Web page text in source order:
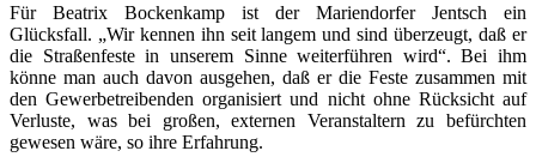
Für Beatrix Bockenkamp ist der Mariendorfer Jentsch ein
Glücksfall. „Wir kennen ihn seit langem und sind überzeugt, daß er
die Straßenfeste in unserem Sinne weiterführen wird“. Bei ihm
könne man auch davon ausgehen, daß er die Feste zusammen mit
den Gewerbetreibenden organisiert und nicht ohne Rücksicht auf
Verluste, was bei großen, externen Veranstaltern zu befürchten
gewesen wäre, so ihre Erfahrung.